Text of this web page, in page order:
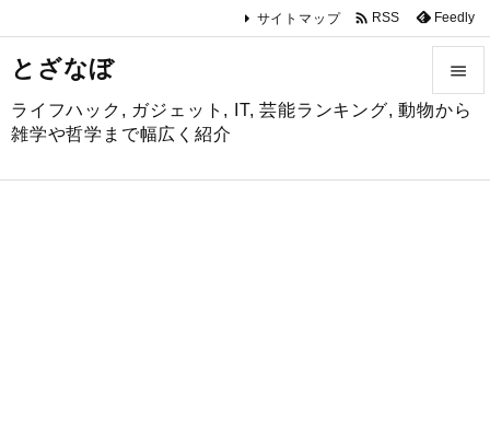
とざなぼ
ライフハック, ガジェット, IT, 芸能ランキング, 動物から
雑学や哲学まで幅広く紹介



サイトマップ  RSS Feedly